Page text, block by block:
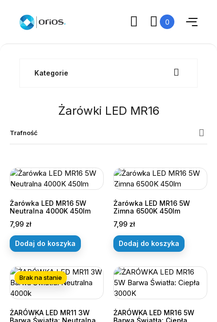
0
Kategorie
Żarówki LED MR16
Trafność
Żarówka LED MR16 5W
Neutralna 4000K 450lm
Cena
7,99 zł
Dodaj do koszyka
Żarówka LED MR16 5W
Zimna 6500K 450lm
Cena
7,99 zł
Dodaj do koszyka
ŻARÓWKA LED MR11 3W
Barwa Światła: Neutralna
Brak na stanie
ŻARÓWKA LED MR16 5W
Barwa Światła: Ciepła